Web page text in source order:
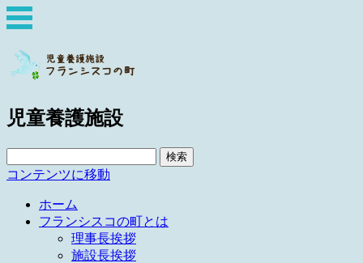
児童養護施設
索:
コンテンツに移動
ホーム
フランシスコの町とは
理事長挨拶
施設長挨拶